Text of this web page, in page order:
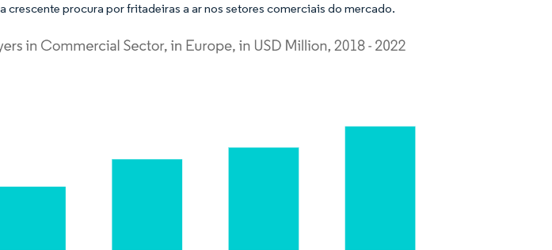
crescente procura por fritadeiras a ar nos setores comerciais do mercado.